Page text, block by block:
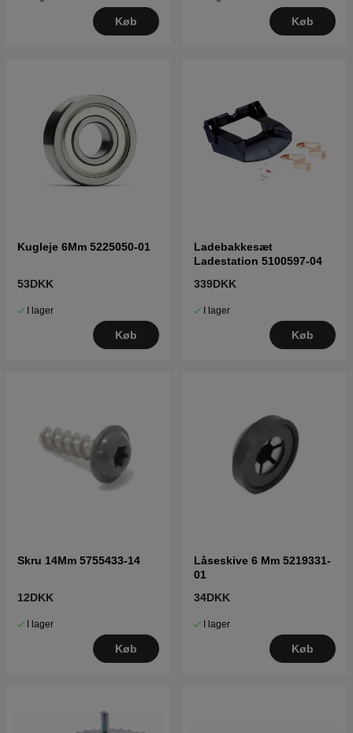
Køb Køb
Kugleje 6Mm 5225050-01
53DKK
I lager
Køb
Ladebakkesæt
Ladestation 5100597-04
339DKK
I lager
Køb
Skru 14Mm 5755433-14
12DKK
I lager
Køb
Låseskive 6 Mm 5219331-
01
34DKK
I lager
Køb